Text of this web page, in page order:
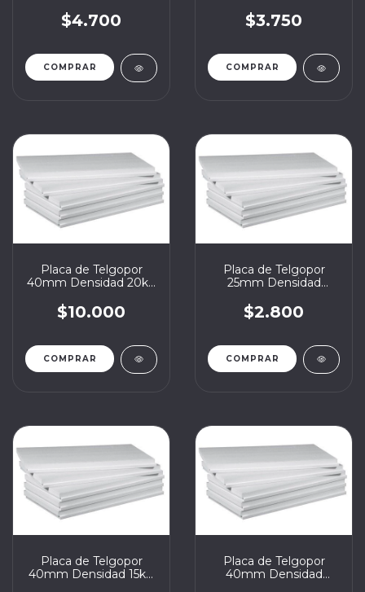
$4.700 $3.750
Placa de Telgopor
40mm Densidad 20kg
$10.000
Placa de Telgopor
25mm Densidad
$2.800
Placa de Telgopor
40mm Densidad 15kg
Placa de Telgopor
40mm Densidad